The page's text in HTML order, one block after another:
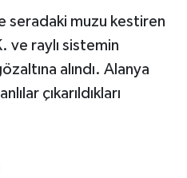
seradaki muzu kestiren
ve raylı sistemin
alındı. Alanya
çıkarıldıkları